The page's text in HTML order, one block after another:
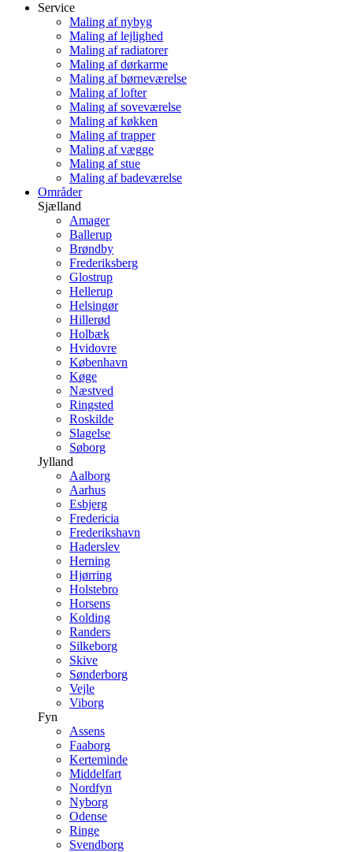
Service
Maling af nybyg
Maling af lejlighed
Maling af radiatorer
Maling af dørkarme
Maling af børneværelse
Maling af lofter
Maling af soveværelse
Maling af køkken
Maling af trapper
Maling af vægge
Maling af stue
Maling af badeværelse
Områder
Sjælland
Amager
Ballerup
Brøndby
Frederiksberg
Glostrup
Hellerup
Helsingør
Hillerød
Holbæk
Hvidovre
København
Køge
Næstved
Ringsted
Roskilde
Slagelse
Søborg
Jylland
Aalborg
Aarhus
Esbjerg
Fredericia
Frederikshavn
Haderslev
Herning
Hjørring
Holstebro
Horsens
Kolding
Randers
Silkeborg
Skive
Sønderborg
Vejle
Viborg
Fyn
Assens
Faaborg
Kerteminde
Middelfart
Nordfyn
Nyborg
Odense
Ringe
Svendborg